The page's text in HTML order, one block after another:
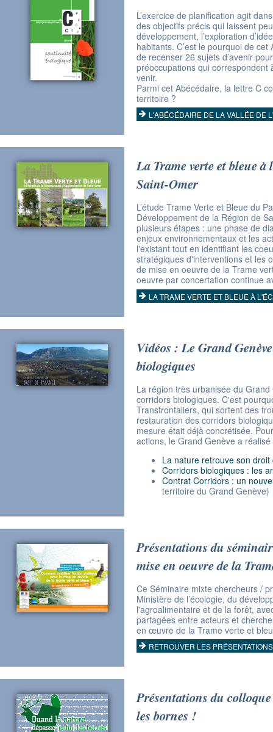
L’exercice de planification agit
des objectifs précis qui laissent
développement, l’exploration
habitants. C’est le pourquoi de cet
de recenser 26 sujets d’avenir
préoccupations qui
venir.
Parmi cet Abécédaire, la lettre C
territoire ?
L'ABÉCÉDAIRE DE LA VALLÉE DE
La Trame verte et bleue
Saint-Omer
L’étude Trame Verte et Bleue du
Développement de la Région de
plusieurs étapes : une phase de
enjeux environnementaux et les
l'existant tout en identifiant les
stratégiques d'interventions et les
de mise en oeuvre de la Trame
oeuvre par concertation continue
LA TRAME VERTE ET BLEUE À
Vidéos : Le Grand
biologiques
La région très urbanisée du
corridors biologiques. C'est
Transfrontaliers, qui sortent des
restauration des corridors
mesure était déjà concrétisée.
actions, le Grand Genève a
La nature retrouve son droit
Corridors biologiques : les
Contrat Corridors : un
territoire du Grand Genève)
Présentations du
mise en oeuvre de la
Ce Séminaire mixte chercheurs /
Ministère de l’écologie, du
l'agroalimentaire et de la forêt,
partagées entre acteurs et
en œuvre de la Trame verte et
RETROUVER LES
Présentations du
les bornes !